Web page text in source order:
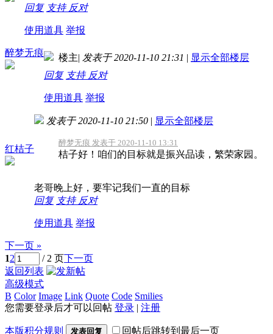
回复 支持 反对
使用道具 举报
醉梦无痕 楼主| 发表于 2020-11-10 21:31 | 显示全部楼层
回复 支持 反对
使用道具 举报
红桔子
发表于 2020-11-10 21:50 | 显示全部楼层
醉梦无痕 发表于 2020-11-10 13:31
桔子好！咱们的目标就是振兴品读，繁荣家园。
老哥晚上好，要牢记我们一直的目标
回复 支持 反对
使用道具 举报
下一页 »
12 / 2 页下一页
返回列表
高级模式
B Color Image Link Quote Code Smilies
您需要登录后才可以回帖 登录 | 注册
本版积分规则 发表回复 回帖后跳转到最后一页